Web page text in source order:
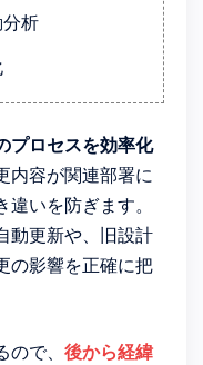
析
プロセスを効率化
内容が関連部署に
いを防ぎます。
動更新や、旧設計
の影響を正確に把
で、 後から経緯